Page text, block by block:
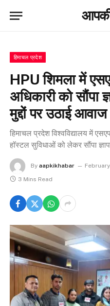
हिमाचल प्रदेश
HPU शिमला में
अधिकारी को सौंपा
मुद्दों पर उठाई आवाज
हिमाचल प्रदेश विश्वविद्यालय में
हॉस्टल सुविधाओं को लेकर सौंपा
By aapkikhabar
3 Mins Read